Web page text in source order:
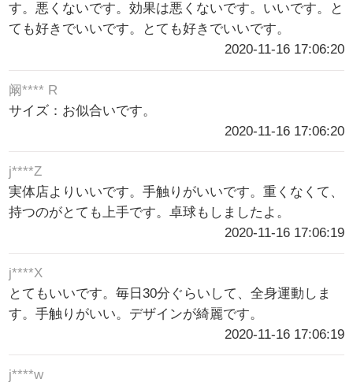
す。悪くないです。効果は悪くないです。いいです。と
ても好きでいいです。とても好きでいいです。
2020-11-16 17:06:20
阚**** R
サイズ：お似合いです。
2020-11-16 17:06:20
j****Z
実体店よりいいです。手触りがいいです。重くなくて、
持つのがとても上手です。卓球もしましたよ。
2020-11-16 17:06:19
j****X
とてもいいです。毎日30分ぐらいして、全身運動しま
す。手触りがいい。デザインが綺麗です。
2020-11-16 17:06:19
j****w